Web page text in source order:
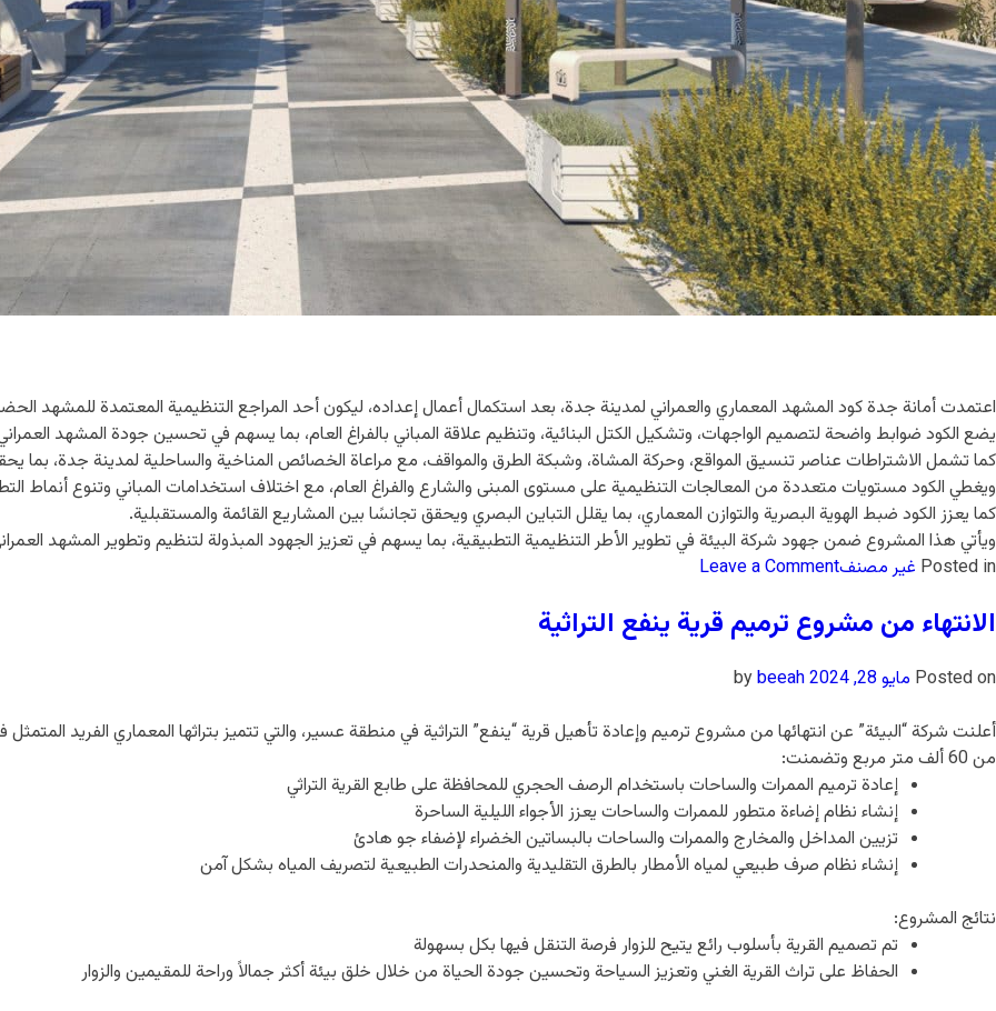
اعتمدت أمانة جدة كود المشهد المعماري والعمراني لمدينة جدة، بعد استكمال أعمال إعداده، ليكون أحد المراجع التنظيمية المعتمدة للمشهد
يضع الكود ضوابط واضحة لتصميم الواجهات، وتشكيل الكتل البنائية، وتنظيم علاقة المباني بالفراغ العام، بما يسهم في تحسين جودة المشهد
كما تشمل الاشتراطات عناصر تنسيق المواقع، وحركة المشاة، وشبكة الطرق والمواقف، مع مراعاة الخصائص المناخية والساحلية لمدينة جدة، بما
ويغطي الكود مستويات متعددة من المعالجات التنظيمية على مستوى المبنى والشارع والفراغ العام، مع اختلاف استخدامات المباني وتنوع أنماط
كما يعزز الكود ضبط الهوية البصرية والتوازن المعماري، بما يقلل التباين البصري ويحقق تجانسًا بين المشاريع القائمة والمستقبلية.
ويأتي هذا المشروع ضمن جهود شركة البيئة في تطوير الأطر التنظيمية التطبيقية، بما يسهم في تعزيز الجهود المبذولة لتنظيم وتطوير المشهد
Posted in غير مصنفLeave a Comment
الانتهاء من مشروع ترميم قرية ينفع التراثية
Posted on مايو 28, 2024
beeah
أعلنت شركة “البيئة” عن انتهائها من مشروع ترميم وإعادة تأهيل قرية “ينفع” التراثية في منطقة عسير، والتي تتميز بتراثها المعماري الفريد
من 60 ألف متر مربع وتضمنت:
إعادة ترميم الممرات والساحات باستخدام الرصف الحجري للمحافظة على طابع القرية التراثي
إنشاء نظام إضاءة متطور للممرات والساحات يعزز الأجواء الليلية الساحرة
تزيين المداخل والمخارج والممرات والساحات بالبساتين الخضراء لإضفاء جو هادئ
إنشاء نظام صرف طبيعي لمياه الأمطار بالطرق التقليدية والمنحدرات الطبيعية لتصريف المياه بشكل آمن
نتائج المشروع:
تم تصميم القرية بأسلوب رائع يتيح للزوار فرصة التنقل فيها بكل بسهولة
الحفاظ على تراث القرية الغني وتعزيز السياحة وتحسين جودة الحياة من خلال خلق بيئة أكثر جمالاً وراحة للمقيمين والزوار